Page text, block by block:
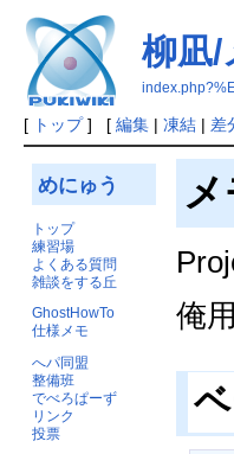
柳凪/
[ トップ] [ 編集| 凍結| 差
めにゅう
トップ
練習場
よくある質問
雑談をする丘
GhostHowTo
仕様メモ
へパ同盟
整備班
でべろぱーず
リンク
投票
俺